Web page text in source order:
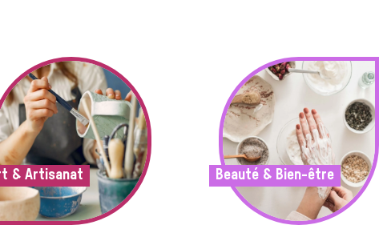
& Artisanat Beauté & Bien-être